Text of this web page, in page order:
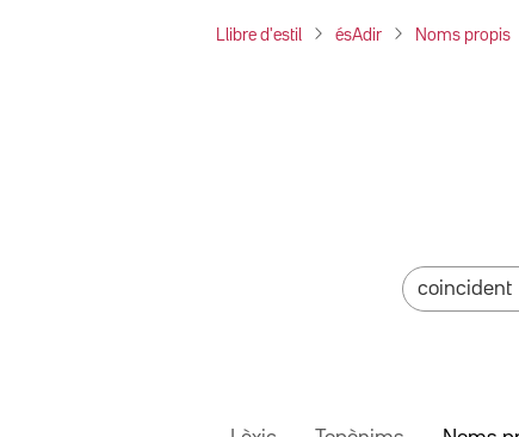
Llibre d'estil ésAdir Noms propis